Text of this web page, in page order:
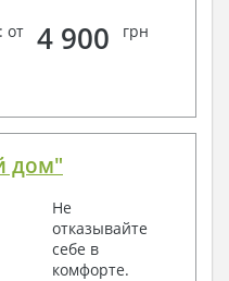
от 4 900 грн
дом"
Не
отказывайте
себе в
комфорте.